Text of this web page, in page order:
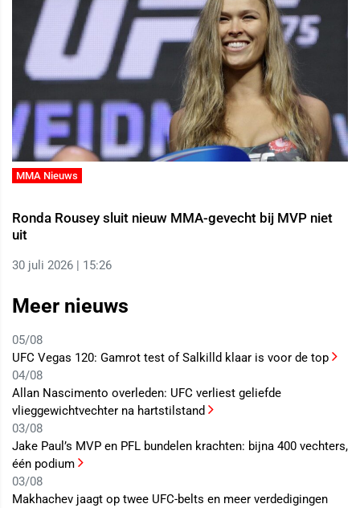
MMA Nieuws
Ronda Rousey sluit nieuw MMA-gevecht bij MVP niet
uit
30 juli 2026 | 15:26
Meer nieuws
05/08
UFC Vegas 120: Gamrot test of Salkilld klaar is voor de top
04/08
Allan Nascimento overleden: UFC verliest geliefde
vlieggewichtvechter na hartstilstand
03/08
Jake Paul’s MVP en PFL bundelen krachten: bijna 400 vechters,
één podium
03/08
Makhachev jaagt op twee UFC-belts en meer verdedigingen